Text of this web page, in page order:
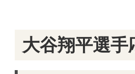
大谷翔平選